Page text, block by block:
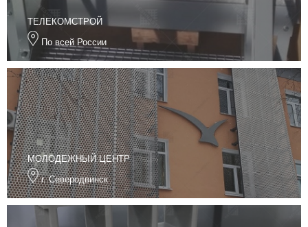
ТЕЛЕКОМСТРОЙ
По всей России
МОЛОДЕЖНЫЙ ЦЕНТР
г. Северодвинск